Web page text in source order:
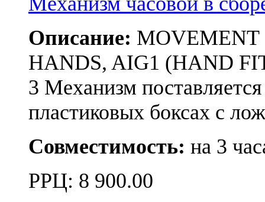
Описание: MOVEMENT
HANDS, AIG1 (HAND
3 Механизм
пластиковых боксах с
Совместимость: на 3
РРЦ: 8 900.00